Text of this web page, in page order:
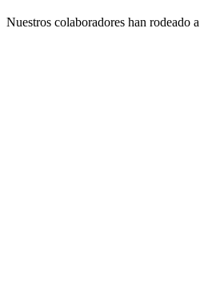
Nuestros colaboradores han rodeado a